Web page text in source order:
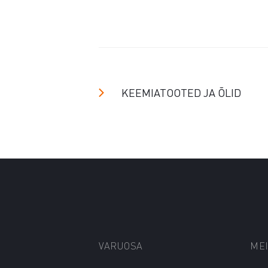
KEEMIATOOTED JA ÕLID
VARUOSA